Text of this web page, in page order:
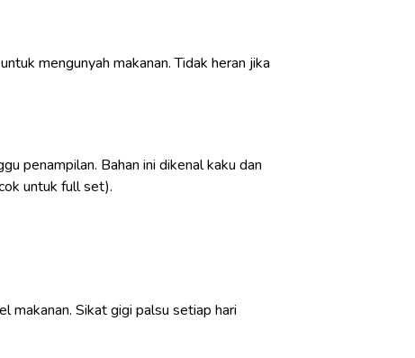
mengunyah makanan. Tidak heran jika
penampilan. Bahan ini dikenal kaku dan
untuk full set).
makanan. Sikat gigi palsu setiap hari